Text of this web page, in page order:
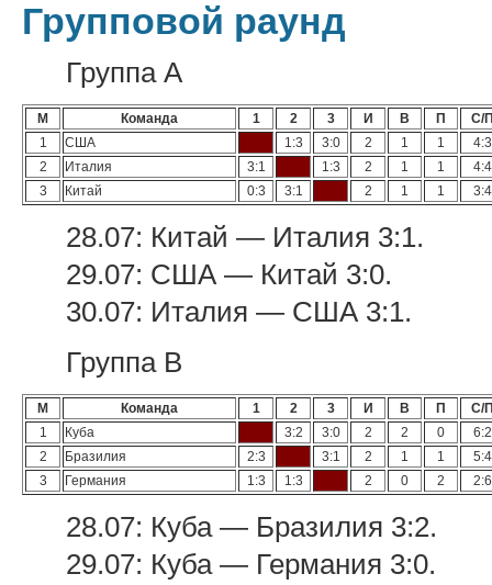
Групповой раунд
Группа А
М Команда 1 2 3 И В П
С/
1
США 1:3 3:0 2 1 1
4:3
2
Италия 3:1 1:3 2 1 1
4:4
3
Китай 0:3 3:1 2 1 1 3:4
28.07: Китай — Италия 3:1.
29.07: США — Китай 3:0.
30.07: Италия — США 3:1.
Группа В
М Команда 1 2 3 И В П
С/
1
Куба 3:2 3:0 2 2 0
6:2
2
Бразилия 2:3 3:1 2 1 1
5:4
3
Германия 1:3 1:3 2 0 2 2:6
28.07: Куба — Бразилия 3:2.
29.07: Куба — Германия 3:0.